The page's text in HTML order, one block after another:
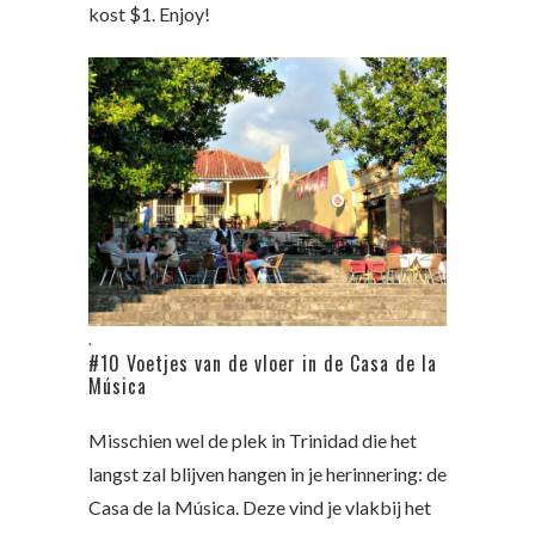
kost $1. Enjoy!
.
#10 Voetjes van de vloer in de Casa de la
Música
Misschien wel de plek in Trinidad die het
langst zal blijven hangen in je herinnering: de
Casa de la Música. Deze vind je vlakbij het